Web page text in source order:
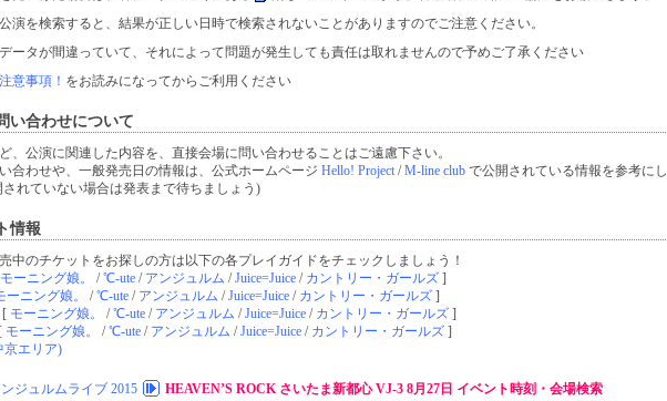
演を検索すると、結果が正しい日時で検索されないことがありますのでご注意ください。
ータが間違っていて、それによって問題が発生しても責任は取れませんので予めご了承ください
注意事項！ をお読みになってからご利用ください
い合わせについて
、公演に関連した内容を、直接会場に問い合わせることはご遠慮下さい。
合わせや、一般発売日の情報は、公式ホームページ Hello! Project /M-line club で公開されている情報を参考にし
れていない場合は発表まで待ちましょう)
情報
中のチケットをお探しの方は以下の各プレイガイドをチェックしましょう！
モーニング娘。 /℃-ute / アンジュルム /Juice=Juice / カントリー・ガールズ ]
ーニング娘。 /℃-ute / アンジュルム /Juice=Juice / カントリー・ガールズ ]
[ モーニング娘。 /℃-ute / アンジュルム /Juice=Juice / カントリー・ガールズ ]
[ モーニング娘。 /℃-ute / アンジュルム /Juice=Juice / カントリー・ガールズ ]
京エリア)
ジュルムライブ 2015 HEAVEN’S ROCK さいたま新都心 VJ-3 8月27日 イベント時刻・会場検索